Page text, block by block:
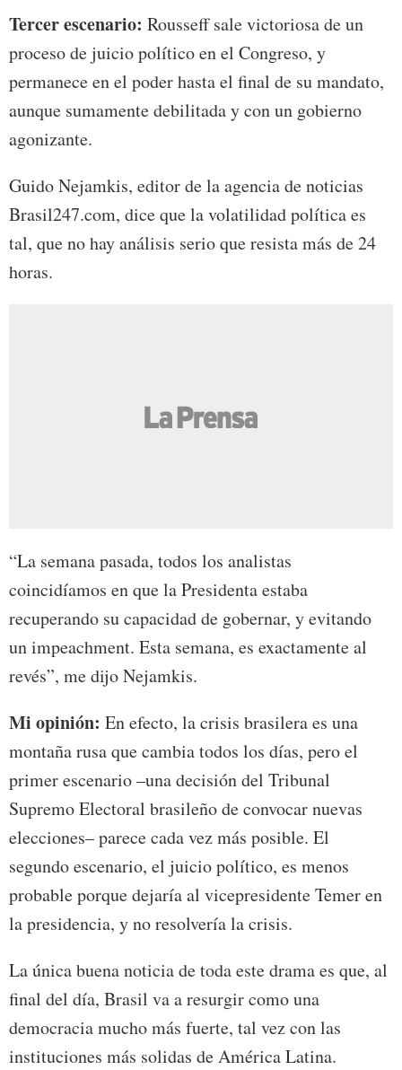
Tercer escenario: Rousseff sale victoriosa de un
proceso de juicio político en el Congreso, y
permanece en el poder hasta el final de su mandato,
aunque sumamente debilitada y con un gobierno
agonizante.
Guido Nejamkis, editor de la agencia de noticias
Brasil247.com, dice que la volatilidad política es
tal, que no hay análisis serio que resista más de 24
horas.
“La semana pasada, todos los analistas
coincidíamos en que la Presidenta estaba
recuperando su capacidad de gobernar, y evitando
un impeachment. Esta semana, es exactamente al
revés”, me dijo Nejamkis.
Mi opinión: En efecto, la crisis brasilera es una
montaña rusa que cambia todos los días, pero el
primer escenario –una decisión del Tribunal
Supremo Electoral brasileño de convocar nuevas
elecciones– parece cada vez más posible. El
segundo escenario, el juicio político, es menos
probable porque dejaría al vicepresidente Temer en
la presidencia, y no resolvería la crisis.
La única buena noticia de toda este drama es que, al
final del día, Brasil va a resurgir como una
democracia mucho más fuerte, tal vez con las
instituciones más solidas de América Latina.